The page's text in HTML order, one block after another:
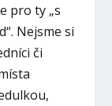
pro ty „s
Nejsme si
či